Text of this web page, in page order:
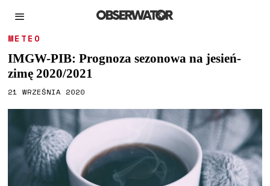
METEO
IMGW-PIB: Prognoza sezonowa na jesień-
zimę 2020/2021
21 WRZEŚNIA 2020